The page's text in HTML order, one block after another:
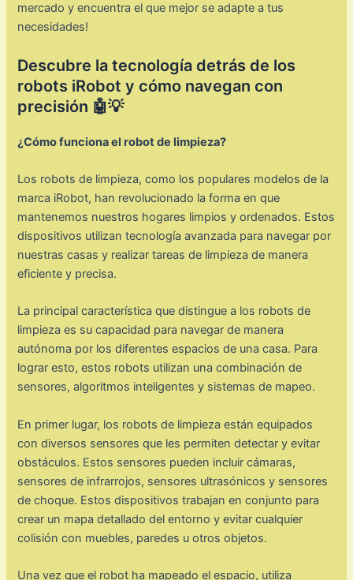
mercado y encuentra el que mejor se adapte a tus
necesidades!
Descubre la tecnología detrás de los
robots iRobot y cómo navegan con
precisión 🤖💡
¿Cómo funciona el robot de limpieza?
Los robots de limpieza, como los populares modelos de la
marca iRobot, han revolucionado la forma en que
mantenemos nuestros hogares limpios y ordenados. Estos
dispositivos utilizan tecnología avanzada para navegar por
nuestras casas y realizar tareas de limpieza de manera
eficiente y precisa.
La principal característica que distingue a los robots de
limpieza es su capacidad para navegar de manera
autónoma por los diferentes espacios de una casa. Para
lograr esto, estos robots utilizan una combinación de
sensores, algoritmos inteligentes y sistemas de mapeo.
En primer lugar, los robots de limpieza están equipados
con diversos sensores que les permiten detectar y evitar
obstáculos. Estos sensores pueden incluir cámaras,
sensores de infrarrojos, sensores ultrasónicos y sensores
de choque. Estos dispositivos trabajan en conjunto para
crear un mapa detallado del entorno y evitar cualquier
colisión con muebles, paredes u otros objetos.
Una vez que el robot ha mapeado el espacio, utiliza